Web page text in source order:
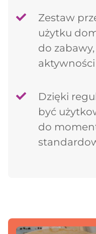
Zestaw
użytku
do
Dzięki
być
do